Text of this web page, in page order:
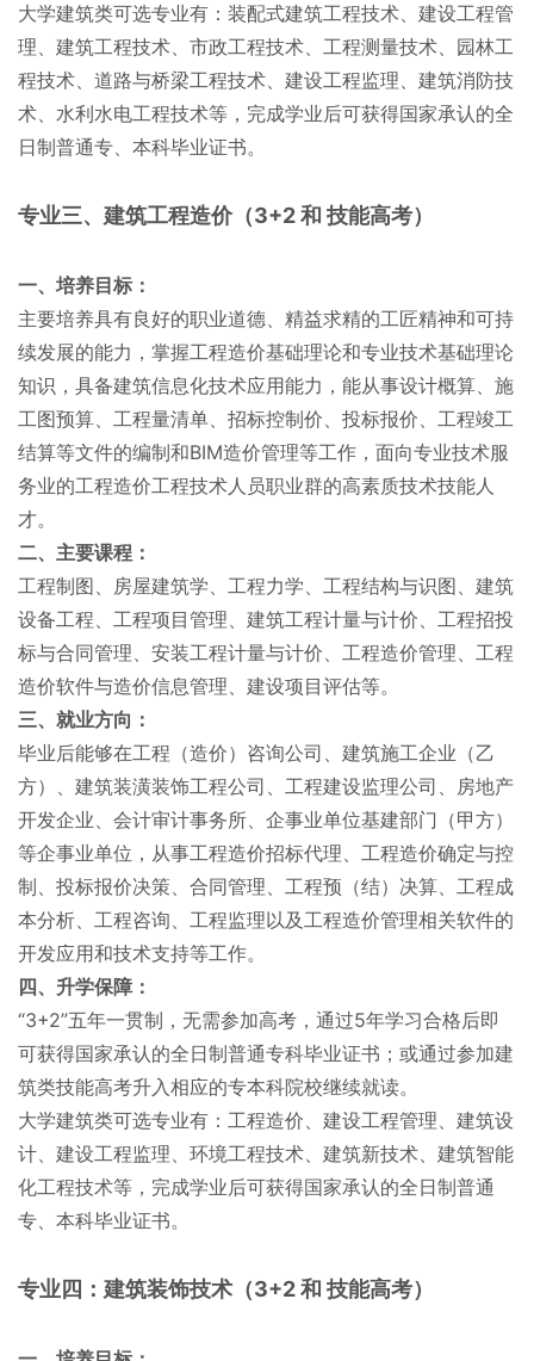
大学建筑类可选专业有：装配式建筑工程技术、建设工程管
理、建筑工程技术、市政工程技术、工程测量技术、园林工
程技术、道路与桥梁工程技术、建设工程监理、建筑消防技
术、水利水电工程技术等，完成学业后可获得国家承认的全
日制普通专、本科毕业证书。
专业三、建筑工程造价（3+2 和 技能高考）
一、培养目标：
主要培养具有良好的职业道德、精益求精的工匠精神和可持
续发展的能力，掌握工程造价基础理论和专业技术基础理论
知识，具备建筑信息化技术应用能力，能从事设计概算、施
工图预算、工程量清单、招标控制价、投标报价、工程竣工
结算等文件的编制和BIM造价管理等工作，面向专业技术服
务业的工程造价工程技术人员职业群的高素质技术技能人
才。
二、主要课程：
工程制图、房屋建筑学、工程力学、工程结构与识图、建筑
设备工程、工程项目管理、建筑工程计量与计价、工程招投
标与合同管理、安装工程计量与计价、工程造价管理、工程
造价软件与造价信息管理、建设项目评估等。
三、就业方向：
毕业后能够在工程（造价）咨询公司、建筑施工企业（乙
方）、建筑装潢装饰工程公司、工程建设监理公司、房地产
开发企业、会计审计事务所、企事业单位基建部门（甲方）
等企事业单位，从事工程造价招标代理、工程造价确定与控
制、投标报价决策、合同管理、工程预（结）决算、工程成
本分析、工程咨询、工程监理以及工程造价管理相关软件的
开发应用和技术支持等工作。
四、升学保障：
“3+2”五年一贯制，无需参加高考，通过5年学习合格后即
可获得国家承认的全日制普通专科毕业证书；或通过参加建
筑类技能高考升入相应的专本科院校继续就读。
大学建筑类可选专业有：工程造价、建设工程管理、建筑设
计、建设工程监理、环境工程技术、建筑新技术、建筑智能
化工程技术等，完成学业后可获得国家承认的全日制普通
专、本科毕业证书。
专业四：建筑装饰技术（3+2 和 技能高考）